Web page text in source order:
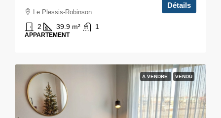
Le Plessis-Robinson
2 39.9 m² 1
APPARTEMENT
Détails
A VENDRE VENDU